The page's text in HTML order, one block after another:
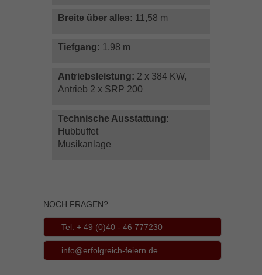
Breite über alles: 11,58 m
Tiefgang: 1,98 m
Antriebsleistung: 2 x 384 KW,
Antrieb 2 x SRP 200
Technische Ausstattung:
Hubbuffet
Musikanlage
NOCH FRAGEN?
Tel. + 49 (0)40 - 46 777230
info@erfolgreich-feiern.de